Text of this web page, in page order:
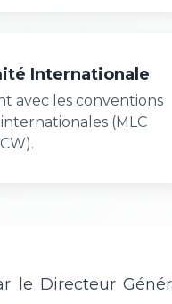
Internationale
avec les conventions
(MLC
le Directeur